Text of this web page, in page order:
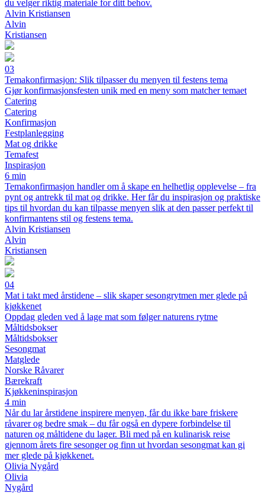
du velger riktig materiale for ditt behov.
Alvin Kristiansen
Alvin
Kristiansen
03
Temakonfirmasjon: Slik tilpasser du menyen til festens tema
Gjør konfirmasjonsfesten unik med en meny som matcher temaet
Catering
Catering
Konfirmasjon
Festplanlegging
Mat og drikke
Temafest
Inspirasjon
6 min
Temakonfirmasjon handler om å skape en helhetlig opplevelse – fra
pynt og antrekk til mat og drikke. Her får du inspirasjon og praktiske
tips til hvordan du kan tilpasse menyen slik at den passer perfekt til
konfirmantens stil og festens tema.
Alvin Kristiansen
Alvin
Kristiansen
04
Mat i takt med årstidene – slik skaper sesongrytmen mer glede på
kjøkkenet
Oppdag gleden ved å lage mat som følger naturens rytme
Måltidsbokser
Måltidsbokser
Sesongmat
Matglede
Norske Råvarer
Bærekraft
Kjøkkeninspirasjon
4 min
Når du lar årstidene inspirere menyen, får du ikke bare friskere
råvarer og bedre smak – du får også en dypere forbindelse til
naturen og måltidene du lager. Bli med på en kulinarisk reise
gjennom årets fire sesonger og finn ut hvordan sesongmat kan gi
mer glede på kjøkkenet.
Olivia Nygård
Olivia
Nygård